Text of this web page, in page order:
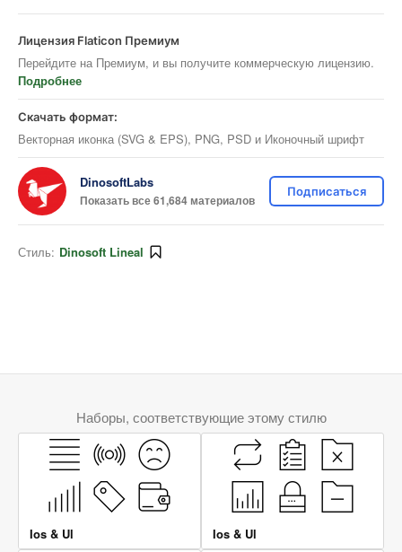
Лицензия Flaticon Премиум
Перейдите на Премиум, и вы получите коммерческую лицензию.
Подробнее
Скачать формат:
Векторная иконка (SVG & EPS), PNG, PSD и Иконочный шрифт
DinosoftLabs
Показать все 61,684 материалов
Подписаться
Стиль: Dinosoft Lineal
Наборы, соответствующие этому стилю
Ios & Ul Ios & Ul